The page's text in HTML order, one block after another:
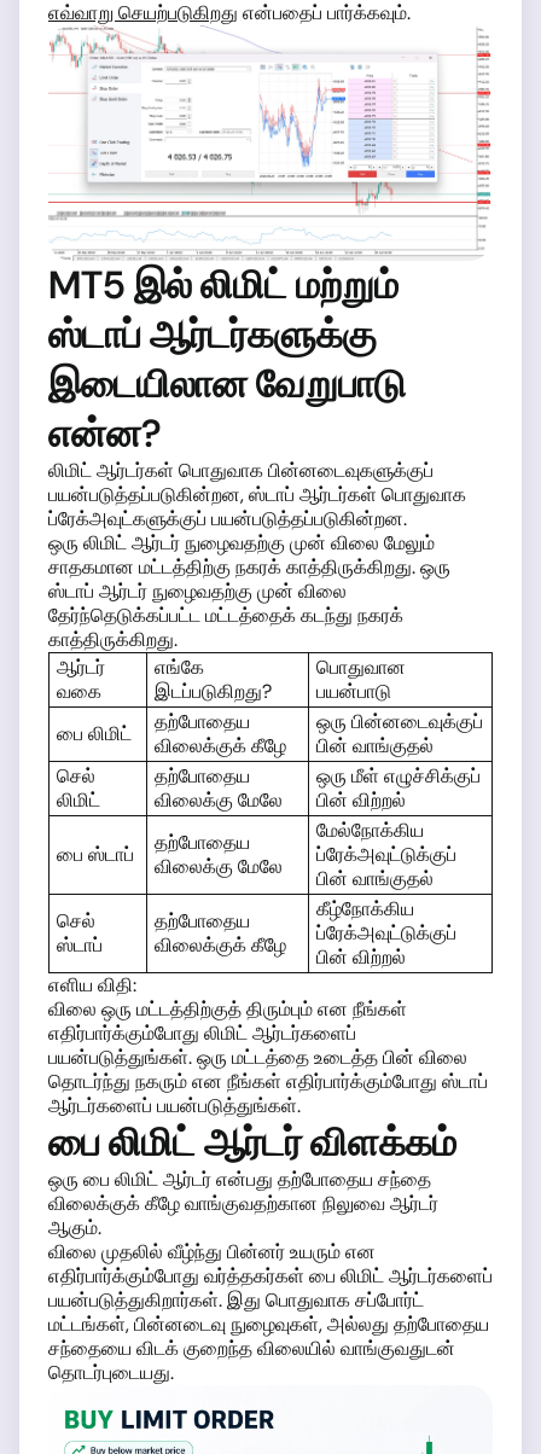
எவ்வாறு செயற்படுகிறது என்பதைப் பார்க்கவும்.
MT5 இல் லிமிட் மற்றும்
ஸ்டாப் ஆர்டர்களுக்கு
இடையிலான வேறுபாடு
என்ன?
லிமிட் ஆர்டர்கள் பொதுவாக பின்னடைவுகளுக்குப்
பயன்படுத்தப்படுகின்றன, ஸ்டாப் ஆர்டர்கள் பொதுவாக
ப்ரேக்அவுட்களுக்குப் பயன்படுத்தப்படுகின்றன.
ஒரு லிமிட் ஆர்டர் நுழைவதற்கு முன் விலை மேலும்
சாதகமான மட்டத்திற்கு நகரக் காத்திருக்கிறது. ஒரு
ஸ்டாப் ஆர்டர் நுழைவதற்கு முன் விலை
தேர்ந்தெடுக்கப்பட்ட மட்டத்தைக் கடந்து நகரக்
காத்திருக்கிறது.
ஆர்டர்
வகை
எங்கே
இடப்படுகிறது?
பொதுவான
பயன்பாடு
பை லிமிட்
தற்போதைய
விலைக்குக் கீழே
ஒரு பின்னடைவுக்குப்
பின் வாங்குதல்
செல்
லிமிட்
தற்போதைய
விலைக்கு மேலே
ஒரு மீள் எழுச்சிக்குப்
பின் விற்றல்
பை ஸ்டாப்
தற்போதைய
விலைக்கு மேலே
மேல்நோக்கிய
ப்ரேக்அவுட்டுக்குப்
பின் வாங்குதல்
செல்
ஸ்டாப்
தற்போதைய
விலைக்குக் கீழே
கீழ்நோக்கிய
ப்ரேக்அவுட்டுக்குப்
பின் விற்றல்
எளிய விதி:
விலை ஒரு மட்டத்திற்குத் திரும்பும் என நீங்கள்
எதிர்பார்க்கும்போது லிமிட் ஆர்டர்களைப்
பயன்படுத்துங்கள். ஒரு மட்டத்தை உடைத்த பின் விலை
தொடர்ந்து நகரும் என நீங்கள் எதிர்பார்க்கும்போது ஸ்டாப்
ஆர்டர்களைப் பயன்படுத்துங்கள்.
பை லிமிட் ஆர்டர் விளக்கம்
ஒரு பை லிமிட் ஆர்டர் என்பது தற்போதைய சந்தை
விலைக்குக் கீழே வாங்குவதற்கான நிலுவை ஆர்டர்
ஆகும்.
விலை முதலில் வீழ்ந்து பின்னர் உயரும் என
எதிர்பார்க்கும்போது வர்த்தகர்கள் பை லிமிட் ஆர்டர்களைப்
பயன்படுத்துகிறார்கள். இது பொதுவாக சப்போர்ட்
மட்டங்கள், பின்னடைவு நுழைவுகள், அல்லது தற்போதைய
சந்தையை விடக் குறைந்த விலையில் வாங்குவதுடன்
தொடர்புடையது.